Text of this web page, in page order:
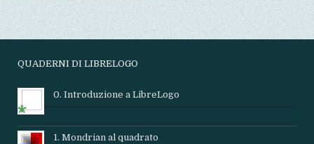
VINCOLI
E
CREATIVITÀ,
COSA
LEGA
ARCHITETTURA
FACEBOOK
:
VINCOLI
E
CREATIVITÀ,
COSA
E
PROGRAMMAZIONE
PINTEREST
:
VINCOLI
E
CREATIVITÀ,
COSA
E
PROGRAMMAZIONE
LINKEDIN
:
VINCOLI
E
CREATIVITÀ,
COSA
E
PROGRAMMAZIONE
QUADERNI DI LIBRELOGO
0. Introduzione a LibreLogo
1. Mondrian al quadrato